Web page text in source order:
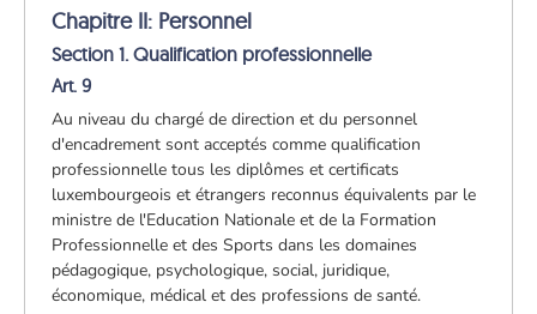
Chapitre II: Personnel
Section 1. Qualification professionnelle
Art. 9
Au niveau du chargé de direction et du personnel
d'encadrement sont acceptés comme qualification
professionnelle tous les diplômes et certificats
luxembourgeois et étrangers reconnus équivalents par le
ministre de l'Education Nationale et de la Formation
Professionnelle et des Sports dans les domaines
pédagogique, psychologique, social, juridique,
économique, médical et des professions de santé.